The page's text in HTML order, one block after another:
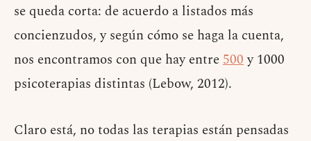
se queda corta: de acuerdo a listados más
concienzudos, y según cómo se haga la cuenta,
nos encontramos con que hay entre500y 1000
psicoterapias distintas (Lebow, 2012).
Claro está, no todas las terapias están pensadas